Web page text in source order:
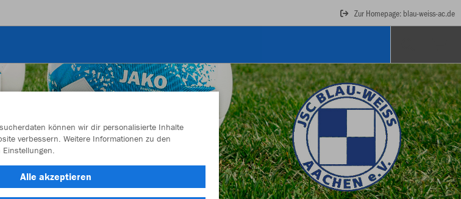
Zur Homepage: blau-weiss-ac.de
können wir dir personalisierte Inhalte
verbessern. Weitere Informationen zu den
Alle akzeptieren